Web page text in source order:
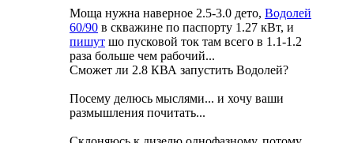
Моща нужна наверное 2.5-3.0 дето, Водолей
60/90 в скважине по паспорту 1.27 кВт, и
пишут шо пусковой ток там всего в 1.1-1.2
раза больше чем рабочий...
Сможет ли 2.8 КВА запустить Водолей?
Посему делюсь мыслями... и хочу ваши
размышления почитать...